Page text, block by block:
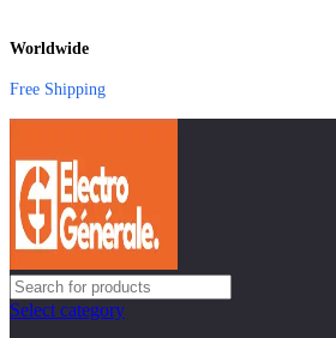
Worldwide
Free Shipping
Select category